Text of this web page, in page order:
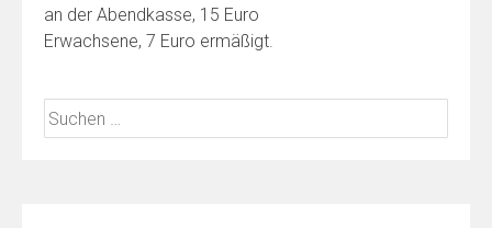
an der Abendkasse, 15 Euro
Erwachsene, 7 Euro ermäßigt.
Suchen
nach: